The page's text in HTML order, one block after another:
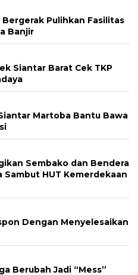
Pulihkan Fasilitas
Banjir
Siantar Barat Cek TKP
Martoba Bantu Bawa
Sembako dan Bendera
Sambut HUT Kemerdekaan
Dengan Menyelesaikan
Berubah Jadi “Mess”